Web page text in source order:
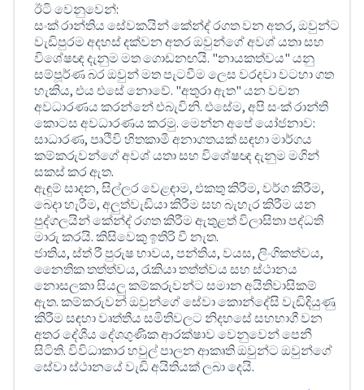
ඊටි වෙනුවෙන්:
සංක් රාන්තිය සේවකයින් කේන්ද් රගත වන අතර, ඔවුන්ට
වැඩිපුරම අදහස් දක්වන අතර ඔවුන්ගේ අවශ් යතා සහ
විශේෂඥ දැනුම මත ගොඩනඟයි. "නායකත්වය" යනු
සම්පූර්ණ බර ඔවුන් මත පැටවීම ලෙස වරදවා වටහා ගත
හැකිය, එය එසේ නොවේ. "අතුරා ඇත" යන වචන
අවධාරණය කරන්නේ එබැවිනි. එසේම, අපි සංක් රාන්ති
කොටස අවධාරණය කරමු. මෙන්න අපේ යෝජනාව:
සාධාරණ, පෘථිවි හිතකාමී අනාගතයක් සඳහා මාර්ගය
කම්කරුවන්ගේ අවශ් යතා සහ විශේෂඥ දැනුම මගින්
සකස් කර ඇත.
ඇඳුම් සාදන, සිල්ලර වෙළඳාම, එකතු කිරීම, වර්ග කිරීම,
බෙදා හැරීම, අලුත්වැඩියා කිරීම සහ බැහැර කිරීම යන
පුද්ගලයින් කේන්ද් රගත කිරීම ඇතුළත් විලාසිතා පද්ධති
මාරු කරයි. කිසිවෙකු ඉතිරි වී නැත.
ජාතිය, ස්ත් රී පුරුෂ භාවය, පන්තිය, වයස, ලිංගිකත්වය,
නෛතික තත්ත්වය, රැකියා තත්ත්වය සහ ස්ථානය
නොසලකා සියලු කම්කරුවන්ට සමාන අයිතිවාසිකම්
ඇත. කම්කරුවන් ඔවුන්ගේ සේවා කොන්දේසි වැඩිදියුණු
කිරීම සඳහා වෘත්තීය සමිතිවලට නිදහසේ සහභාගී වන
අතර දේශීය දේශගුණික ආරක්ෂාව වෙනුවෙන් පෙනී
සිටිති. විවිධාකාර හවුල් පාලන ආකෘති ඔවුන්ට ඔවුන්ගේ
සේවා ස්ථානයේ වැඩි අයිතියක් ලබා දෙයි.